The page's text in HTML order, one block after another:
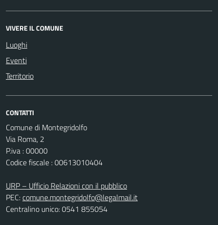
VIVERE IL COMUNE
Luoghi
Eventi
Territorio
CONTATTI
Comune di Montegridolfo
Via Roma, 2
P.iva : 00000
Codice fiscale : 00613010404
URP – Ufficio Relazioni con il pubblico
PEC:comune.montegridolfo@legalmail.it
Centralino unico: 0541 855054